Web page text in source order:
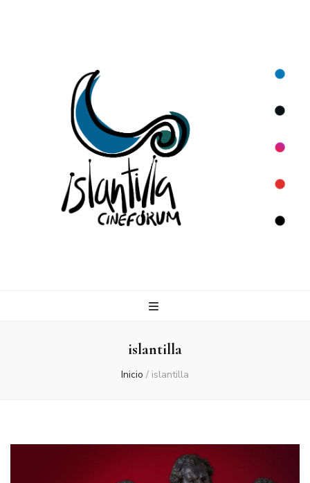
islantilla
Inicio / islantilla